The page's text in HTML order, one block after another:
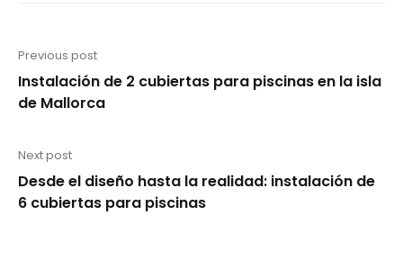
Navegación
de
entradas
Previous post
Previous
post:
Instalación de 2 cubiertas para piscinas en la isla
de Mallorca
Next post
Next
post:
Desde el diseño hasta la realidad: instalación de
6 cubiertas para piscinas